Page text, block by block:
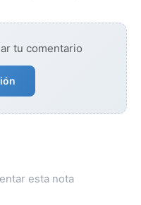
tu comentario
esta nota